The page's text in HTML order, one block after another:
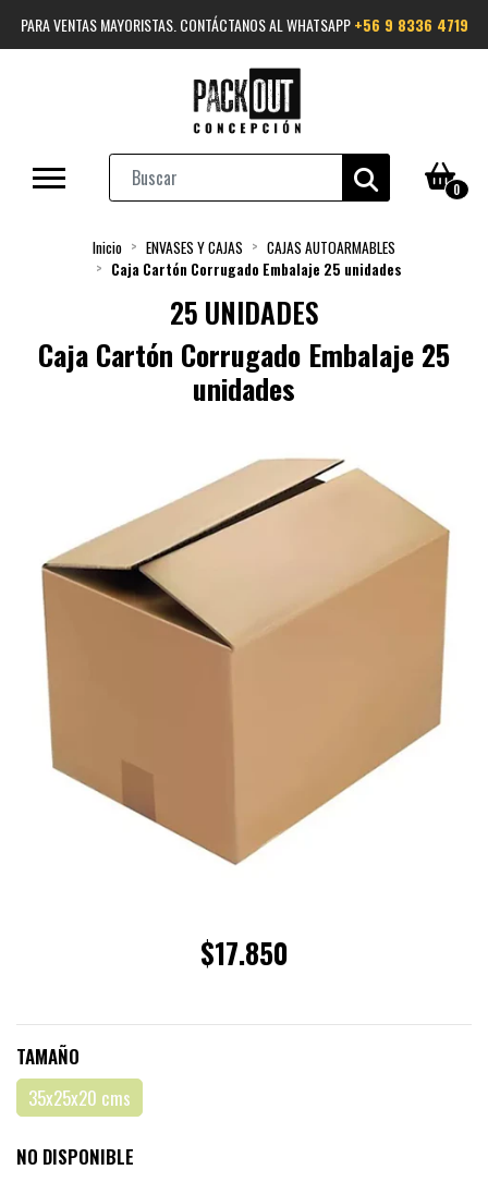
PARA VENTAS MAYORISTAS. CONTÁCTANOS AL WHATSAPP+56 9 8336 4719
0
Inicio ENVASES Y CAJAS
CAJAS AUTOARMABLES
Caja Cartón Corrugado Embalaje 25 unidades
25 UNIDADES
Caja Cartón Corrugado Embalaje 25
unidades
$17.850
TAMAÑO
35x25x20 cms
NO DISPONIBLE